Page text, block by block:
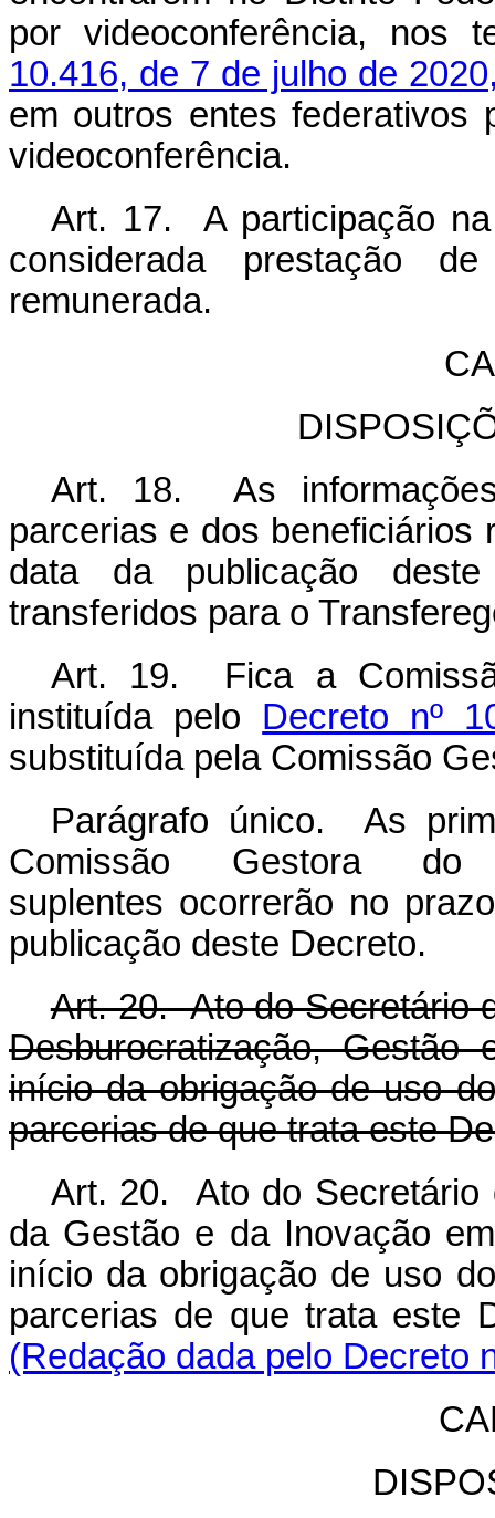
por videoconferência,
10.416, de 7 de julho de
em outros entes federativos
videoconferência.
Art. 17. A participação
considerada prestação
remunerada.
Art. 18. As
parcerias e dos beneficiários
data da publicação deste
transferidos para o
Art. 19. Fica a
instituída pelo Decreto nº
substituída pela Comissão
Parágrafo único. As
Comissão Gestora
suplentes ocorrerão no
publicação deste Decreto.
Art. 20. Ato do Secretário
Desburocratização,
início da obrigação de uso
parcerias de que trata este
Art. 20. Ato do Secretário
da Gestão e da Inovação
início da obrigação de uso
parcerias de que trata
(Redação dada pelo Decreto